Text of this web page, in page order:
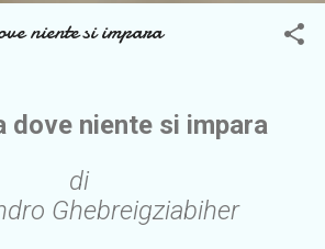
niente si impara
dove niente si impara
di
Ghebreigziabiher